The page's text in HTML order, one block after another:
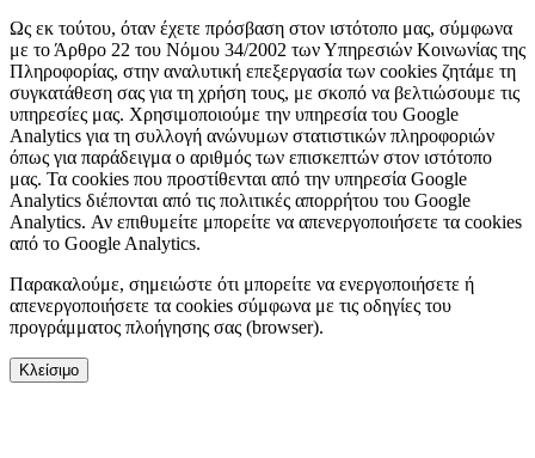
Ως εκ τούτου, όταν έχετε πρόσβαση στον ιστότοπο μας, σύμφωνα
με το Άρθρο 22 του Νόμου 34/2002 των Υπηρεσιών Κοινωνίας της
Πληροφορίας, στην αναλυτική επεξεργασία των cookies ζητάμε τη
συγκατάθεση σας για τη χρήση τους, με σκοπό να βελτιώσουμε τις
υπηρεσίες μας. Χρησιμοποιούμε την υπηρεσία του Google
Analytics για τη συλλογή ανώνυμων στατιστικών πληροφοριών
όπως για παράδειγμα ο αριθμός των επισκεπτών στον ιστότοπο
μας. Τα cookies που προστίθενται από την υπηρεσία Google
Analytics διέπονται από τις πολιτικές απορρήτου του Google
Analytics. Αν επιθυμείτε μπορείτε να απενεργοποιήσετε τα cookies
από το Google Analytics.
Παρακαλούμε, σημειώστε ότι μπορείτε να ενεργοποιήσετε ή
απενεργοποιήσετε τα cookies σύμφωνα με τις οδηγίες του
προγράμματος πλοήγησης σας (browser).
Κλείσιμο